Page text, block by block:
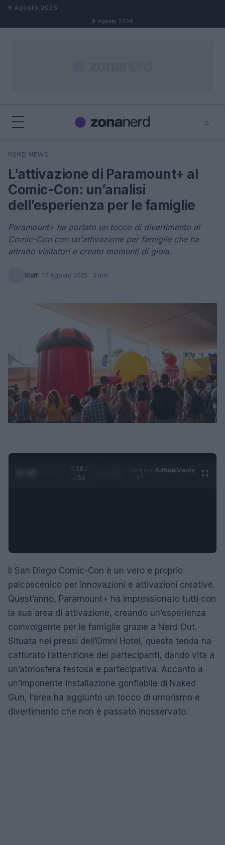
Salta al contenuto
8 Agosto 2026
8 Agosto 2026
⌕
Cerca
NERD NEWS
L’attivazione di Paramount+ al
Comic-Con: un’analisi
dell’esperienza per le famiglie
Paramount+ ha portato un tocco di divertimento al
Comic-Con con un'attivazione per famiglie che ha
attratto visitatori e creato momenti di gioia.
Staff · 17 Agosto 2025 · 3 min
0:29 /
1:50
AdhubMedia
Il San Diego Comic-Con è un vero e proprio
palcoscenico per innovazioni e attivazioni creative.
Quest’anno, Paramount+ ha impressionato tutti con
la sua area di attivazione, creando un’esperienza
coinvolgente per le famiglie grazie a Nerd Out.
Situata nei pressi dell’Omni Hotel, questa tenda ha
catturato l’attenzione dei partecipanti, dando vita a
un’atmosfera festosa e partecipativa. Accanto a
un’imponente installazione gonfiabile di Naked
Gun, l’area ha aggiunto un tocco di umorismo e
divertimento che non è passato inosservato.